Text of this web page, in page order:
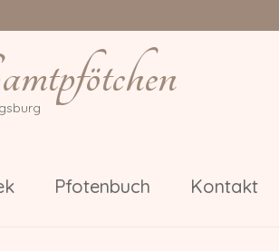
Pfotenbuch Kontakt